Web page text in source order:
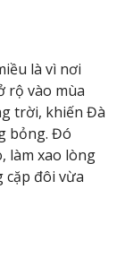
là vì nơi
rộ vào mùa
trời, khiến Đà
bỏng. Đó
làm xao lòng
cặp đôi vừa